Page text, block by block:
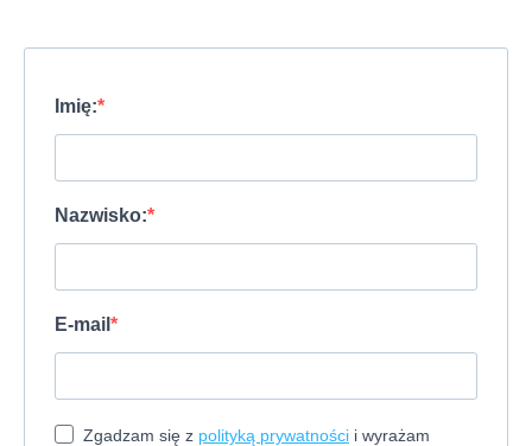
Imię:
Nazwisko:
E-mail
Zgadzam się z polityką prywatności i wyrażam